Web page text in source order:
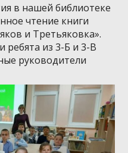
в нашей библиотеке
чтение книги
и Третьяковка».
ребята из 3-Б и 3-В
руководители